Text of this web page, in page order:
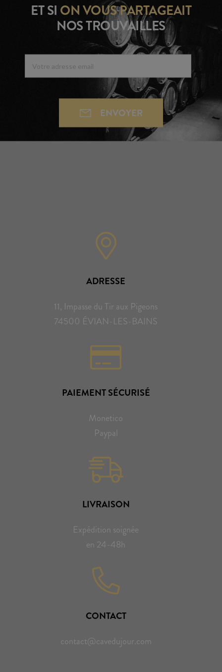
ET SI ON VOUSPARTAGEAIT
NOS TROUVAILLES
ENVOYER
ADRESSE
11, Impasse du Tir aux Pigeons
74500 ÉVIAN-LES-BAINS
PAIEMENT SÉCURISÉ
Monetico
Paypal
LIVRAISON
Expédition soignée
en 24-48h
CONTACT
contact@cavedujour.com